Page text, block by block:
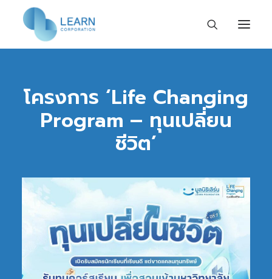
เกี่ยวกับเรา
ร่วมงานกับเรา
ติดต่อเรา
โครงการ ‘Life Changing
Program – ทุนเปลี่ยน
ชีวิต’